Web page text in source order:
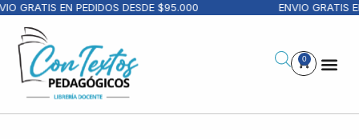
EN PEDIDOS DESDE $95.000 ENVIO GRATIS EN
0